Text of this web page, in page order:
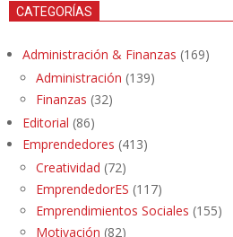
CATEGORÍAS
Administración & Finanzas (169)
Administración (139)
Finanzas (32)
Editorial (86)
Emprendedores (413)
Creatividad (72)
EmprendedorES (117)
Emprendimientos Sociales (155)
Motivación (82)